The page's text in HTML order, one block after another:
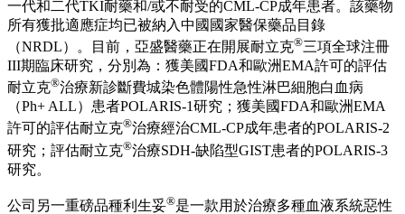
亞盛醫藥（納斯達克代碼：AAPG；香港聯交所代碼：6855）
是一家綜合性的全球生物醫藥企業，致力於研發、生產和商業
化創新藥，以解決腫瘤領域全球患者尚未滿足的臨床需求。公
司已建立豐富的創新藥產品管線，包括抑制Bcl-2和 MDM2-
p53 等細胞凋亡通路關鍵蛋白的抑制劑、新一代針對癌症治療
中出現的激酶突變體的抑制劑以及蛋白降解劑。
公司核心品種耐立克 ® 是中國首個獲批上市的第三代BCR-
ABL抑制劑，已獲批用於治療伴有T315I突變的慢性髓細胞白
一代和二代TKI耐藥和/或不耐受的CML-CP成年患者。該藥物